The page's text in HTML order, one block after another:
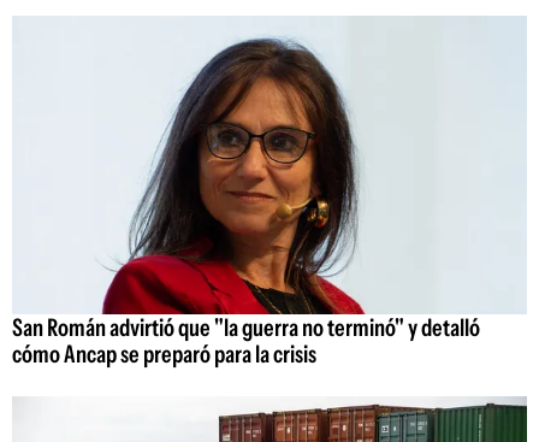
San Román advirtió que "la guerra no terminó" y detalló
cómo Ancap se preparó para la crisis